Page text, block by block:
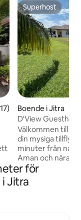
i genomsnittligt
Superhost
Superhost
Boende i Jitra
D'View
Jitra
Välkommen till
din mysiga tillflykt
minuter från
Aman och nära
hemvistelse
grupper eller
komfort och
för
Jitra